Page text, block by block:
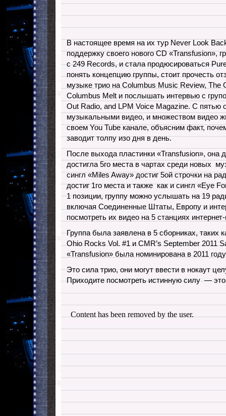
В настоящее время на их тур Never Look
поддержку своего нового CD «Transfusion»,
с 249 Records, и стала продюсироваться
понять концепцию группы, стоит прочесть
музыке трио на Columbus Music Review, The
Columbus Melt и послышать интервью с
Out Radio, and LPM Voice Magazine. С
музыкальными видео, и множеством видео
своем You Tube канале, объясним факт,
заводит толпу изо дня в день.
После выхода пластинки «Transfusion», она
достигла 5го места в чартах среди новых
сингл «Miles Away» достиг 5ой строчки на
достиг 1го места и также как и сингл «Eye
1 позиции, группу можно услышать на 19
включая Соединенные Штаты, Европу и
посмотреть их видео на 5 станциях
Группа была заявлена в 5 сборниках, таких
Ohio Rocks Vol. #1 и CMR’s September 2011
«Transfusion» была номинирована в 2011
Это сила трио, они могут ввести в нокаут
Приходите посмотреть истинную силу — это